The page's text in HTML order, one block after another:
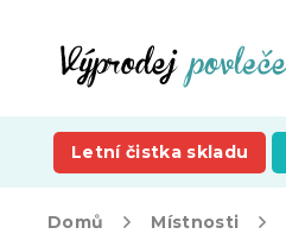
Letní čistka skladu
Domů Místnosti